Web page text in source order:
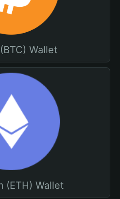
Wallet
(ETH) Wallet